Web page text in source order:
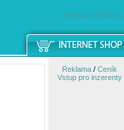
windowsmobile.cz
Reklama/ Ceník
Vstup pro inzerenty